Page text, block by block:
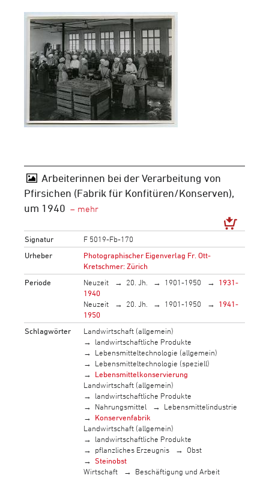
Arbeiterinnen bei der Verarbeitung von
Pfirsichen (Fabrik für Konfitüren/Konserven),
um 1940
Signatur
F 5019-Fb-170
Urheber
Photographischer Eigenverlag Fr. Ott-
Kretschmer: Zürich
Periode
Neuzeit 20. Jh. 1901-1950
1931-
1940
Neuzeit
20. Jh. 1901-1950
1941-
1950
Schlagwörter
Landwirtschaft (allgemein)
landwirtschaftliche Produkte
Lebensmitteltechnologie (allgemein)
Lebensmitteltechnologie (speziell)
Lebensmittelkonservierung
Landwirtschaft (allgemein)
landwirtschaftliche Produkte
Nahrungsmittel
Lebensmittelindustrie
Konservenfabrik
Landwirtschaft (allgemein)
landwirtschaftliche Produkte
pflanzliches Erzeugnis
Obst
Steinobst
Wirtschaft
Beschäftigung und Arbeit